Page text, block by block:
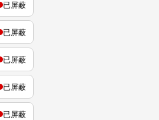
已屏蔽
已屏蔽
已屏蔽
已屏蔽
已屏蔽